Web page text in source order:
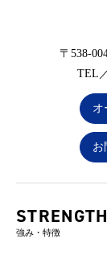
〒538-
TEL
オ
お
STRENGTH
強み・特徴